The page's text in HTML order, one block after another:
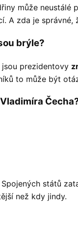
může
A zda je
brýle?
prezidentovy
to může být
států
než kdy jindy.